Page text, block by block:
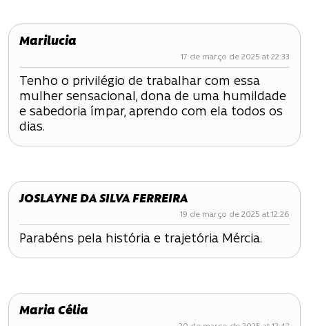
Marilucia
17 de março de 2025 at 22:33
Tenho o privilégio de trabalhar com essa
mulher sensacional, dona de uma humildade
e sabedoria ímpar, aprendo com ela todos os
dias.
JOSLAYNE DA SILVA FERREIRA
19 de março de 2025 at 12:26
Parabéns pela história e trajetória Mércia.
Maria Célia